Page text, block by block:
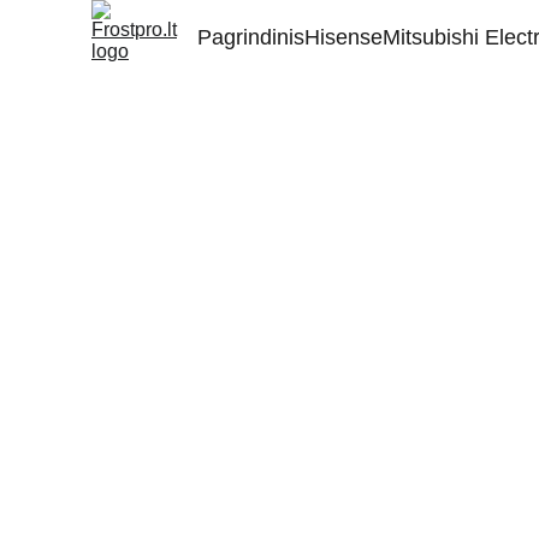
PagrindinisHisenseMitsubishi